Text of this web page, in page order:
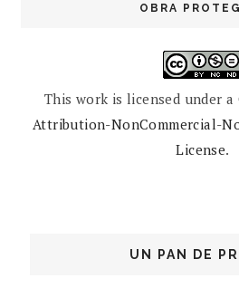
OBRA
This work is licensed under a
Attribution-NonCommercial-
License.
UN PAN DE